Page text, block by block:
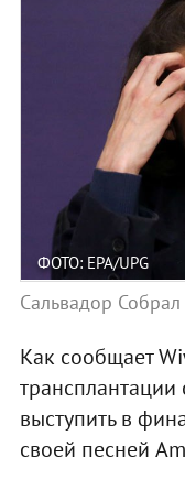
ФОТО: EPA/UPG
Сальвадор Собрал
Как сообщает
выступить в
своей песней